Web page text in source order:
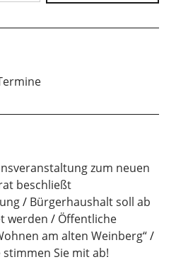
zum neuen
beschließt
Bürgerhaushalt soll ab
werden
Öffentliche
am alten Weinberg“
stimmen Sie mit ab!